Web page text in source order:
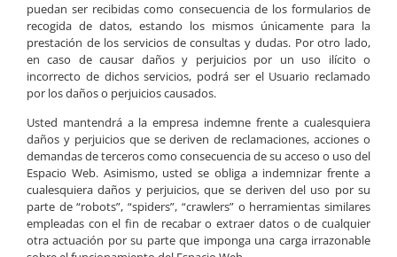
puedan ser recibidas como consecuencia de los formularios de
recogida de datos, estando los mismos únicamente para la
prestación de los servicios de consultas y dudas. Por otro lado,
en caso de causar daños y perjuicios por un uso ilícito o
incorrecto de dichos servicios, podrá ser el Usuario reclamado
por los daños o perjuicios causados.
Usted mantendrá a la empresa indemne frente a cualesquiera
daños y perjuicios que se deriven de reclamaciones, acciones o
demandas de terceros como consecuencia de su acceso o uso del
Espacio Web. Asimismo, usted se obliga a indemnizar frente a
cualesquiera daños y perjuicios, que se deriven del uso por su
parte de “robots”, “spiders”, “crawlers” o herramientas similares
empleadas con el fin de recabar o extraer datos o de cualquier
otra actuación por su parte que imponga una carga irrazonable